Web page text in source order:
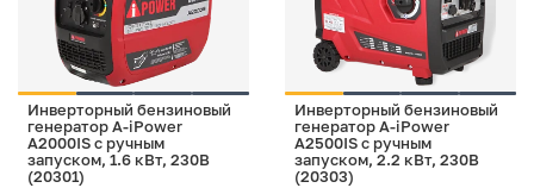
Инверторный бензиновый
генератор A-iPower
A2000IS с ручным
запуском, 1.6 кВт, 230В
(20301)
Инверторный бензиновый
генератор A-iPower
A2500IS с ручным
запуском, 2.2 кВт, 230В
(20303)